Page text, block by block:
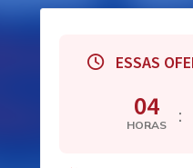
ESSAS
04
HORAS :